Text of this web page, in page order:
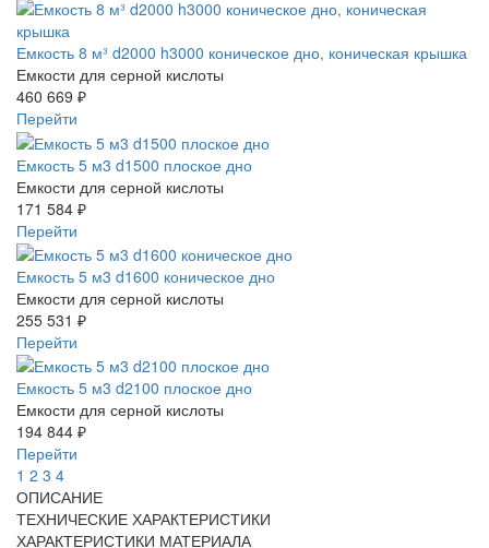
Емкость 8 м³ d2000 h3000 коническое дно, коническая крышка
Емкости для серной кислоты
460 669 ₽
Перейти
Емкость 5 м3 d1500 плоское дно
Емкости для серной кислоты
171 584 ₽
Перейти
Емкость 5 м3 d1600 коническое дно
Емкости для серной кислоты
255 531 ₽
Перейти
Емкость 5 м3 d2100 плоское дно
Емкости для серной кислоты
194 844 ₽
Перейти
1 2 3 4
ОПИСАНИЕ
ТЕХНИЧЕСКИЕ ХАРАКТЕРИСТИКИ
ХАРАКТЕРИСТИКИ МАТЕРИАЛА